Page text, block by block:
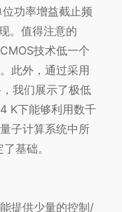
功率增益截止频
。值得注意的
技术低一个
此外，通过采用
我们展示了极低
K下能够利用数千
子计算系统中所
基础。
提供少量的控制/